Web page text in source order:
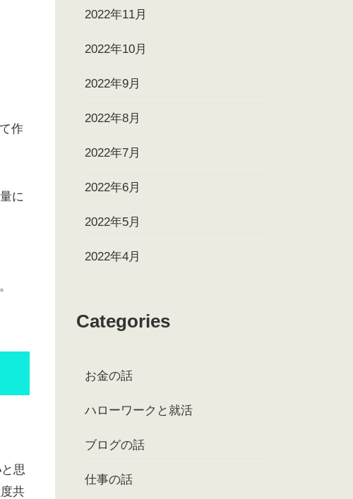
作
に
と思
共
2022年11月
2022年10月
2022年9月
2022年8月
2022年7月
2022年6月
2022年5月
2022年4月
Categories
お金の話
ハローワークと就活
ブログの話
仕事の話